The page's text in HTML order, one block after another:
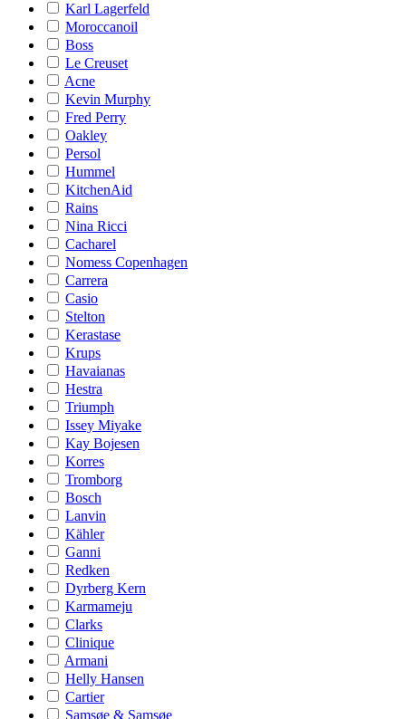
Karl Lagerfeld
Moroccanoil
Boss
Le Creuset
Acne
Kevin Murphy
Fred Perry
Oakley
Persol
Hummel
KitchenAid
Rains
Nina Ricci
Cacharel
Nomess Copenhagen
Carrera
Casio
Stelton
Kerastase
Krups
Havaianas
Hestra
Triumph
Issey Miyake
Kay Bojesen
Korres
Tromborg
Bosch
Lanvin
Kähler
Ganni
Redken
Dyrberg Kern
Karmameju
Clarks
Clinique
Armani
Helly Hansen
Cartier
Samsøe & Samsøe